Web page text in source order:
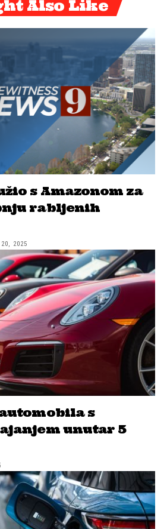
Also Like
s Amazonom za
rabljenih
2025
s
unutar 5